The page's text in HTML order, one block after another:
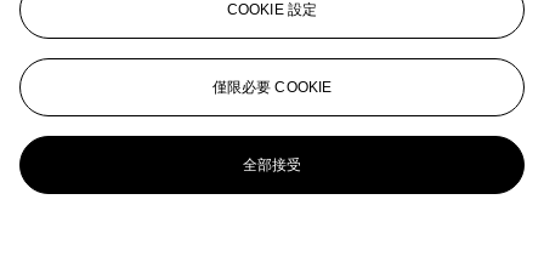
Dimensions : 286 x 230 mm.
Duthuit, Henri Matisse. Catalogue raisonné des ouvrages illustré s,
n° 19.
更多來自 Bibliothèque Marc Litzler
COOKIE 設定
僅限必要 COOKIE
全部接受